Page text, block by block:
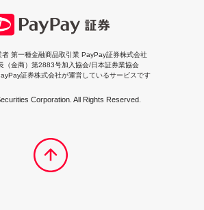
者 第一種金融商品取引業 PayPay証券株式会社
（金商）第2883号加入協会/日本証券業協会
証券株式会社が運営しているサービスです
Corporation. All Rights Reserved.